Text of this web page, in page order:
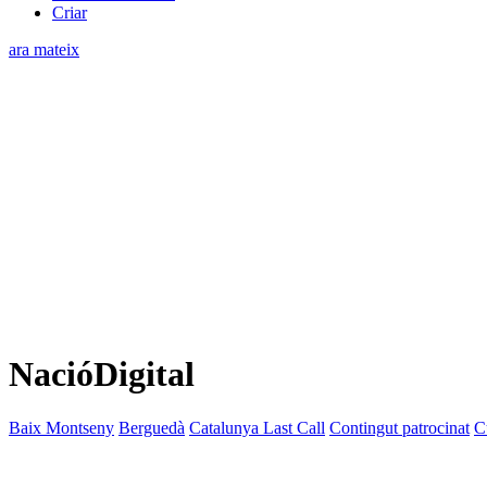
Criar
ara mateix
NacióDigital
Baix Montseny Berguedà Catalunya Last Call Contingut patrocinat